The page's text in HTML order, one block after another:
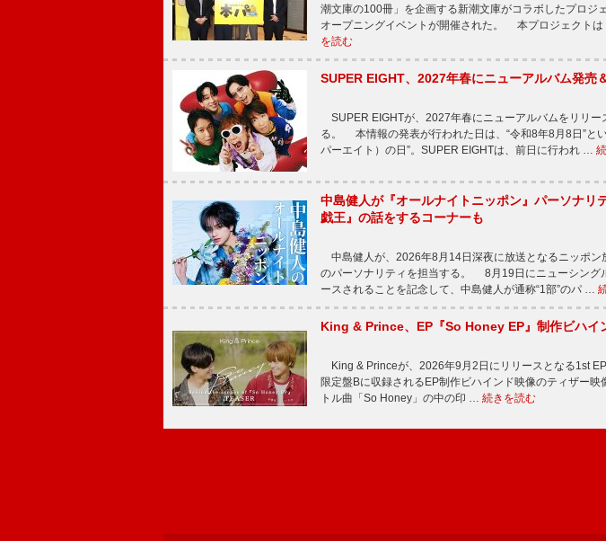
潮文庫の100冊」を企画する新潮文庫がコラボしたプロジ
オープニングイベントが開催された。 本プロジェクト
を読む
SUPER EIGHT、2027年春にニューアルバム発売
SUPER EIGHTが、2027年春にニューアルバムをリリー
る。 本情報の発表が行われた日は、“令和8年8月8日”と
パーエイト）の日”。SUPER EIGHTは、前日に行われ …
中島健人が『オールナイトニッポン』パーソナリ
戯王』の話をするコーナーも
中島健人が、2026年8月14日深夜に放送となるニッポン
のパーソナリティを担当する。 8月19日にニューシング
ースされることを記念して、中島健人が通称“1部”のパ …
King & Prince、EP『So Honey EP』制作ビハイ
King & Princeが、2026年9月2日にリリースとなる1st
限定盤Bに収録されるEP制作ビハインド映像のティザー
トル曲「So Honey」の中の印 … 続きを読む